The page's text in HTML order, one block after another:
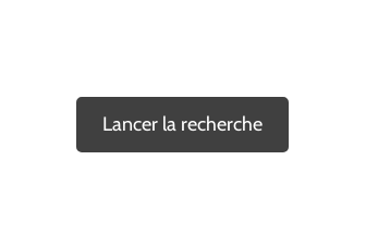
Lancer la recherche